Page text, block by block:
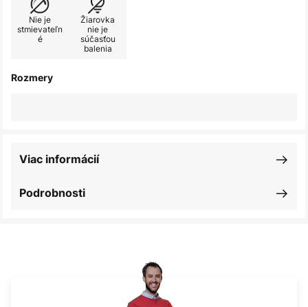
Nie je
stmievateľn
é
Žiarovka
nie je
súčasťou
balenia
Rozmery
Podrobnosti
Viac informácií